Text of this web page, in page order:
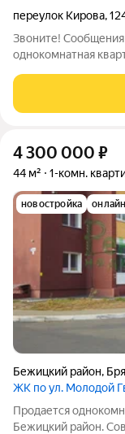
переулок Кирова,
Звоните! Сообщения
однокомнатная
1985 года
позволяет
4 300 000 ₽
44 м² 1-комн.
новостройка
Бежицкий район,
ЖК по ул. Молодой
Продается
Бежицкий район.